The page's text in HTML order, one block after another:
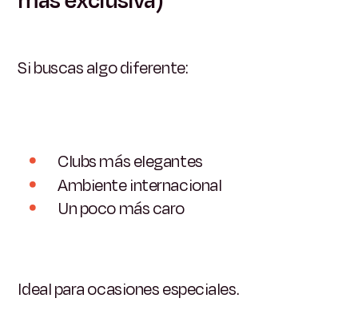
Si buscas algo diferente:
Clubs más elegantes
Ambiente internacional
Un poco más caro
Ideal para ocasiones especiales.